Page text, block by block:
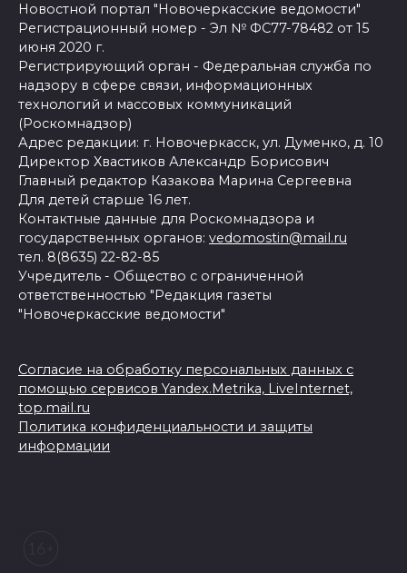
Новостной портал "Новочеркасские ведомости"
Регистрационный номер - Эл № ФС77-78482 от 15
июня 2020 г.
Регистрирующий орган - Федеральная служба по
надзору в сфере связи, информационных
технологий и массовых коммуникаций
(Роскомнадзор)
Адрес редакции: г. Новочеркасск, ул. Думенко, д. 10
Директор Хвастиков Александр Борисович
Главный редактор Казакова Марина Сергеевна
Для детей старше 16 лет.
Контактные данные для Роскомнадзора и
государственных органов: vedomostin@mail.ru
тел. 8(8635) 22-82-85
Учредитель - Общество с ограниченной
ответственностью "Редакция газеты
"Новочеркасские ведомости"
Согласие на обработку персональных данных с
помощью сервисов Yandex.Metrika, LiveInternet,
top.mail.ru
Политика конфиденциальности и защиты
информации